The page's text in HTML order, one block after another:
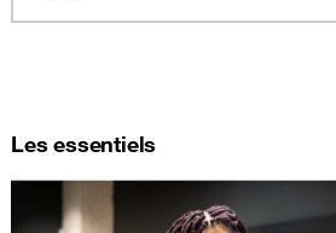
Les essentiels